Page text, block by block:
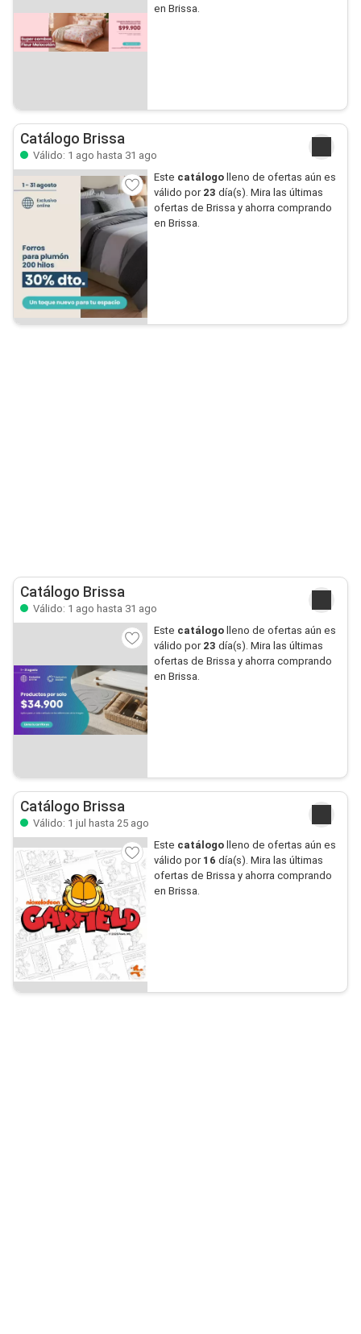
en Brissa.
Catálogo Brissa
Válido: 1 ago hasta 31 ago
Este catálogolleno de ofertas aún es
válido por 23 día(s). Mira las últimas
ofertas de Brissa y ahorra comprando
en Brissa.
Catálogo Brissa
Válido: 1 ago hasta 31 ago
Este catálogolleno de ofertas aún es
válido por 23 día(s). Mira las últimas
ofertas de Brissa y ahorra comprando
en Brissa.
Catálogo Brissa
Válido: 1 jul hasta 25 ago
Este catálogolleno de ofertas aún es
válido por 16 día(s). Mira las últimas
ofertas de Brissa y ahorra comprando
en Brissa.